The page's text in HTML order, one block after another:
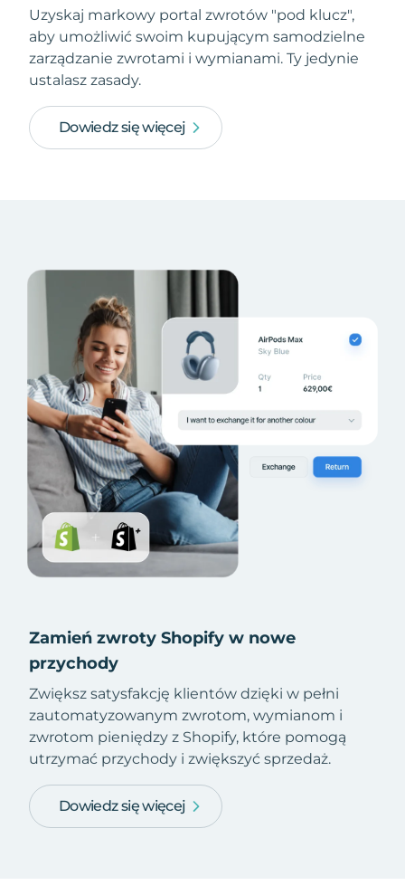
Uzyskaj markowy portal zwrotów "pod klucz",
aby umożliwić swoim kupującym samodzielne
zarządzanie zwrotami i wymianami. Ty jedynie
ustalasz zasady.
Dowiedz się więcej
Zamień zwroty Shopify w nowe
przychody
Zwiększ satysfakcję klientów dzięki w pełni
zautomatyzowanym zwrotom, wymianom i
zwrotom pieniędzy z Shopify, które pomogą
utrzymać przychody i zwiększyć sprzedaż.
Dowiedz się więcej